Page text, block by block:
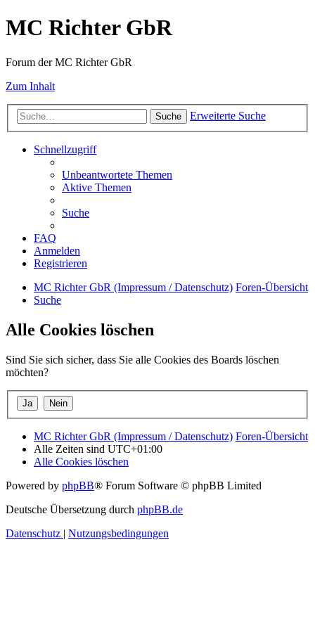
MC Richter GbR
Forum der MC Richter GbR
Zum Inhalt
Suche Erweiterte Suche
Schnellzugriff
Unbeantwortete Themen
Aktive Themen
Suche
FAQ
Anmelden
Registrieren
MC Richter GbR (Impressum / Datenschutz) Foren-Übersicht
Suche
Alle Cookies löschen
Sind Sie sich sicher, dass Sie alle Cookies des Boards löschen
möchten?
MC Richter GbR (Impressum / Datenschutz) Foren-Übersicht
Alle Zeiten sind UTC+01:00
Alle Cookies löschen
Powered by phpBB® Forum Software © phpBB Limited
Deutsche Übersetzung durch phpBB.de
Datenschutz | Nutzungsbedingungen